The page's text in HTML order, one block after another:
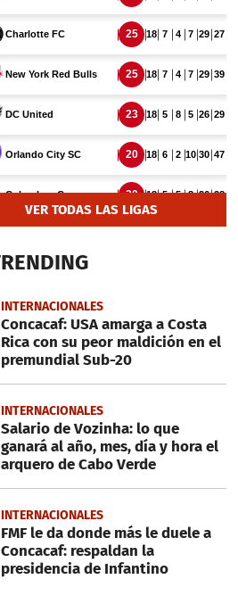
VER TODAS LAS LIGAS
INTERNACIONALES
Concacaf: USA amarga a Costa
Rica con su peor maldición en el
premundial Sub-20
INTERNACIONALES
Salario de Vozinha: lo que
ganará al año, mes, día y hora el
arquero de Cabo Verde
INTERNACIONALES
FMF le da donde más le duele a
Concacaf: respaldan la
presidencia de Infantino